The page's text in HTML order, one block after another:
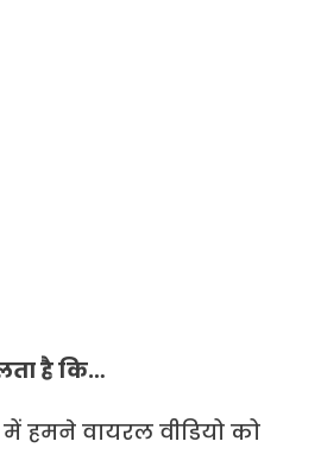
है कि…
हमने वायरल वीडियो को